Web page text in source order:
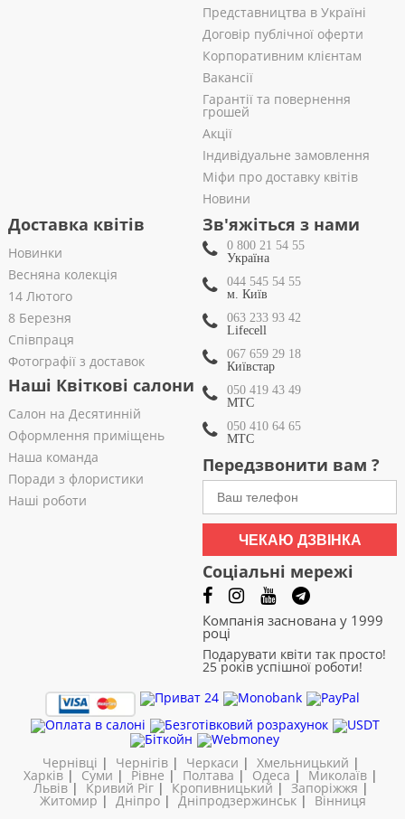
Представництва в Україні
Договір публічної оферти
Корпоративним клієнтам
Вакансії
Гарантії та повернення
грошей
Акції
Індивідуальне замовлення
Міфи про доставку квітів
Новини
Доставка квітів
Новинки
Весняна колекція
14 Лютого
8 Березня
Співпраця
Фотографії з доставок
Наші Квіткові салони
Салон на Десятинній
Оформлення приміщень
Наша команда
Поради з флористики
Наші роботи
Зв'яжіться з нами
0 800 21 54 55
Україна
044 545 54 55
м. Київ
063 233 93 42
Lifecell
067 659 29 18
Київстар
050 419 43 49
МТС
050 410 64 65
МТС
Передзвонити вам ?
ЧЕКАЮ ДЗВІНКА
Соціальні мережі
Компанія заснована у 1999
році
Подарувати квіти так просто!
25 років успішної роботи!
Чернівці | Чернігів| Черкаси | Хмельницький |
Харків | Суми | Рівне | Полтава | Одеса | Миколаїв |
Львів| Кривий Ріг|Кропивницький | Запоріжжя |
Житомир | Дніпро| Дніпродзержинськ| Вінниця